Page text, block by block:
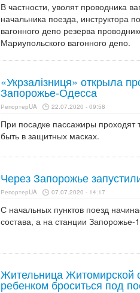
В частности, уволят проводника
начальника поезда, инструктора
вагонного депо резерва
Мариупольского вагонного депо.
«Укрзалізниця» открыла
Запорожье-Одесса
РепортерUA 22.07.2020 - 09:58
При посадке пассажиры
быть в защитных масках.
Через Запорожье
РепортерUA 07.07.2020 - 14:17
С начальных пунктов поезд
состава, а на станции
Жительница Житомирской
ребенком броситься под